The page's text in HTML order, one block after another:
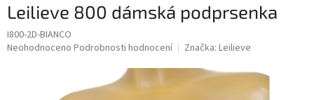
Leilieve 800 dámská podprsenka
I800-2D-BIANCO
Průměrné
Neohodnoceno Podrobnosti hodnocení Značka: Leilieve